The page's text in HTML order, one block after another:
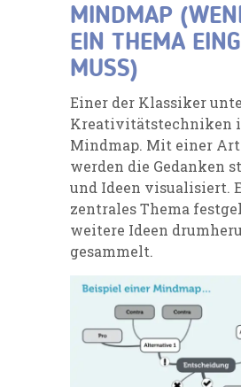
MINDMAP
EIN THEMA
MUSS)
Einer der Klassiker
Kreativitätstechniken
Mindmap. Mit einer
werden die Gedanken
und Ideen visualisiert.
zentrales Thema
weitere Ideen
gesammelt.